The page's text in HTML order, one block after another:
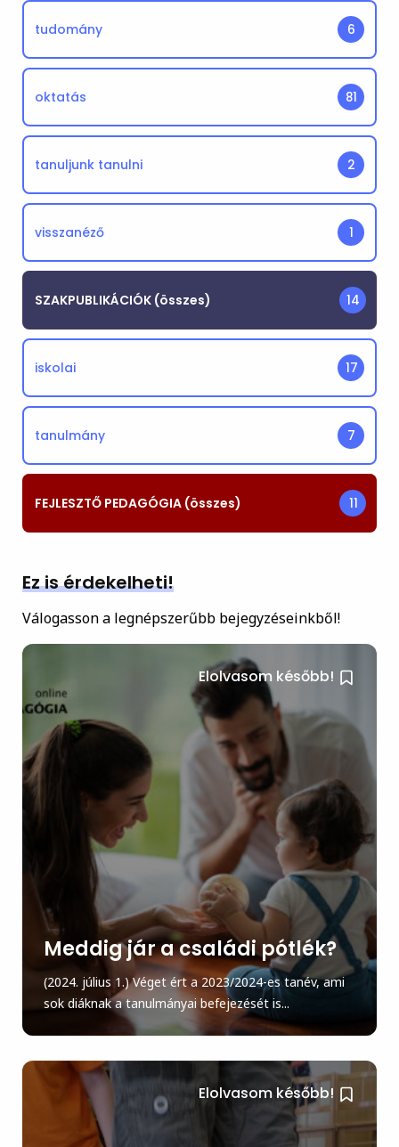
tudomány 6
oktatás 81
tanuljunk tanulni 2
visszanéző 1
SZAKPUBLIKÁCIÓK (összes) 14
iskolai 17
tanulmány 7
FEJLESZTŐ PEDAGÓGIA (összes) 11
Ez is érdekelheti!
Válogasson a legnépszerűbb bejegyzéseinkből!
Elolvasom később!
Meddig jár a családi pótlék?
(2024. július 1.) Véget ért a 2023/2024-es tanév, ami
sok diáknak a tanulmányai befejezését is...
Elolvasom később!